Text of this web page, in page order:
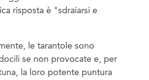
risposta è "sdraiarsi e
le tarantole sono
se non provocate e, per
la loro potente puntura